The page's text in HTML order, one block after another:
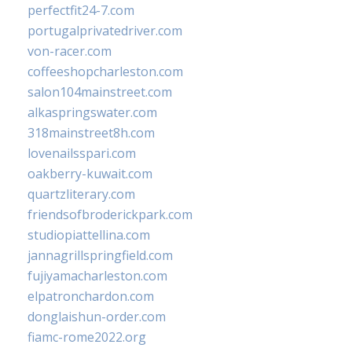
perfectfit24-7.com
portugalprivatedriver.com
von-racer.com
coffeeshopcharleston.com
salon104mainstreet.com
alkaspringswater.com
318mainstreet8h.com
lovenailsspari.com
oakberry-kuwait.com
quartzliterary.com
friendsofbroderickpark.com
studiopiattellina.com
jannagrillspringfield.com
fujiyamacharleston.com
elpatronchardon.com
donglaishun-order.com
fiamc-rome2022.org